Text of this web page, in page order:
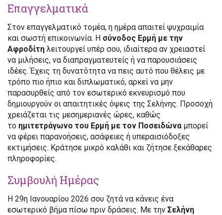
Επαγγελματικά
Στον επαγγελματικό τομέα, η ημέρα απαιτεί ψυχραιμία
και σωστή επικοινωνία. Η σύνοδος Ερμή με την
Αφροδίτη λειτουργεί υπέρ σου, ιδιαίτερα αν χρειαστεί
να μιλήσεις, να διαπραγματευτείς ή να παρουσιάσεις
ιδέες. Έχεις τη δυνατότητα να πεις αυτό που θέλεις με
τρόπο πιο ήπιο και διπλωματικό, αρκεί να μην
παρασυρθείς από τον εσωτερικό εκνευρισμό που
δημιουργούν οι απαιτητικές όψεις της Σελήνης. Προσοχή
χρειάζεται τις μεσημεριανές ώρες, καθώς
το ημιτετράγωνο του Ερμή με τον Ποσειδώναμπορεί
να φέρει παρανοήσεις, ασάφειες ή υπεραισιόδοξες
εκτιμήσεις. Κράτησε μικρό καλάθι και ζήτησε ξεκάθαρες
πληροφορίες.
Συμβουλή Ημέρας
Η 29η Ιανουαρίου 2026 σου ζητά να κάνεις ένα
εσωτερικό βήμα πίσω πριν δράσεις. Με την Σελήνη